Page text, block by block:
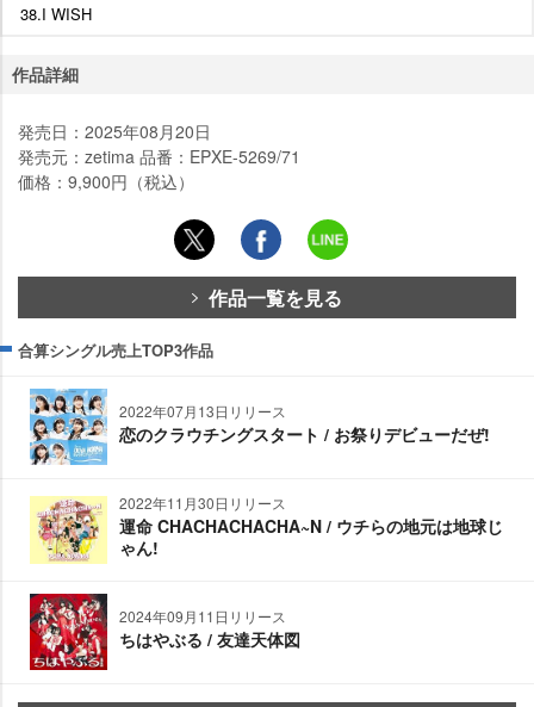
38.I WISH
作品詳細
発売日：2025年08月20日
発売元：zetima 品番：EPXE-5269/71
価格：9,900円（税込）
作品一覧を見る
合算シングル売上TOP3作品
2022年07月13日リリース
恋のクラウチングスタート / お祭りデビューだぜ!
2022年11月30日リリース
運命 CHACHACHACHA~N / ウチらの地元は地球じ
ゃん!
2024年09月11日リリース
ちはやぶる / 友達天体図